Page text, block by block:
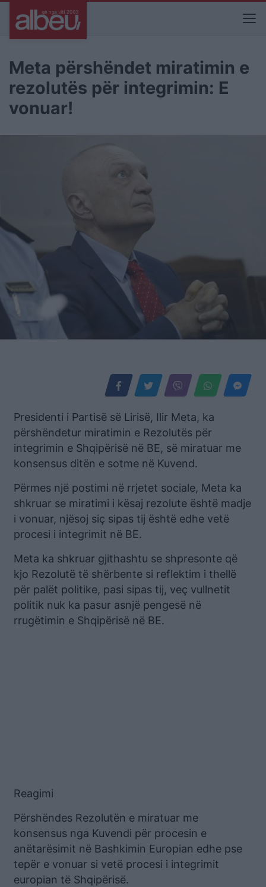
Meta përshëndet miratimin e
rezolutës për integrimin: E
vonuar!
Presidenti i Partisë së Lirisë, Ilir Meta, ka
përshëndetur miratimin e Rezolutës për
integrimin e Shqipërisë në BE, së miratuar me
konsensus ditën e sotme në Kuvend.
Përmes një postimi në rrjetet sociale, Meta ka
shkruar se miratimi i kësaj rezolute është madje
i vonuar, njësoj siç sipas tij është edhe vetë
procesi i integrimit në BE.
Meta ka shkruar gjithashtu se shpresonte që
kjo Rezolutë të shërbente si reflektim i thellë
për palët politike, pasi sipas tij, veç vullnetit
politik nuk ka pasur asnjë pengesë në
rrugëtimin e Shqipërisë në BE.
Reagimi
Përshëndes Rezolutën e miratuar me
konsensus nga Kuvendi për procesin e
anëtarësimit në Bashkimin Europian edhe pse
tepër e vonuar si vetë procesi i integrimit
europian të Shqipërisë.